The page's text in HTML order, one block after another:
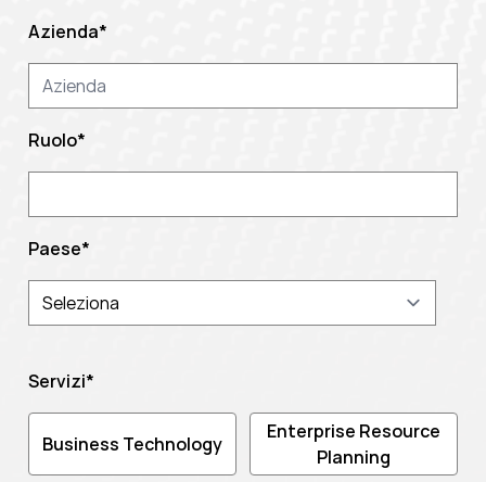
Azienda*
Ruolo*
Paese*
Servizi*
Business Technology
Enterprise Resource
Planning